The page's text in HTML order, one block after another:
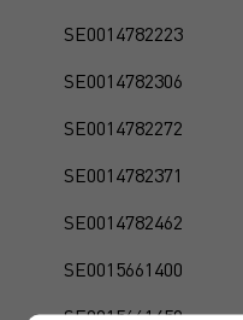
SE0014782223
SE0014782306
SE0014782272
SE0014782371
SE0014782462
SE0015661400